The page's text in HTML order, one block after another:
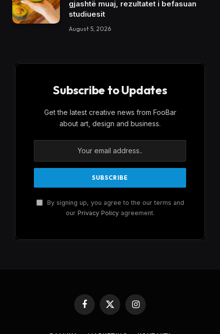
gjashtë muaj, rezultatet i befasuan
studiuesit
August 5, 2026
Subscribe to Updates
Get the latest creative news from FooBar
about art, design and business.
By signing up, you agree to the our terms and
our Privacy Policyagreement.
Facebook
X
(Twitter)
Instagram